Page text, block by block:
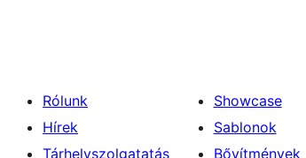
Rólunk
Hírek
Tárhelyszolgatatás
Showcase
Sablonok
Bővítmények